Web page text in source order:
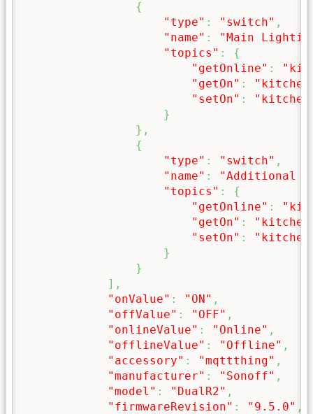
{
"type" : "switch" ,
"name" :
"Main
"topics" :
{
"getOnline" :
"getOn" :
"setOn" :
}
} ,
{
"type" : "switch" ,
"name" :
"Additional
"topics" :
{
"getOnline" :
"getOn" :
"setOn" :
}
}
] ,
"onValue" : "ON" ,
"offValue" : "OFF" ,
"onlineValue" : "Online" ,
"offlineValue" : "Offline" ,
"accessory" : "mqttthing" ,
"manufacturer" : "Sonoff" ,
"model" : "DualR2" ,
"firmwareRevision" : "9.5.0" ,